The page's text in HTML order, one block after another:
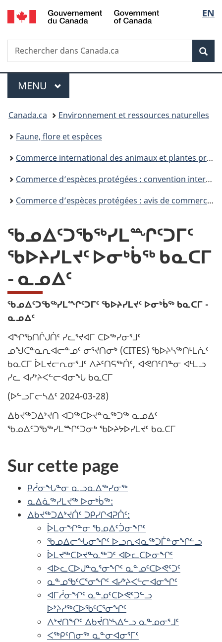
Passer
au
principal
Passer
à
Au
du
Passer
à
version
simplifiée
de
la
EN
Recherche
Rechercher
dans
Menu
MENU PRINCIPAL
Vous
êtes
ici :
Canada.ca
Environnement et ressources naturelles
Faune, flore et espèces
Commerce international des animaux et plantes protégés
Commerce d’espèces protégées : convention internationale pour la protection de la faune et de la flore
Commerce d’espèces protégées : avis de commerce non préjudiciable
ᖃᓄᐃᑦᑐᖃᖅᓯᒪᙱᑦᑐᒥᑦ
ᖃᐅᔨᓯᒪᔪᑦ ᐅᓂᒃᑳᖅ ᑲᓇᑕᒥ
- ᓇᓄᐃᑦ
ᖃᓄᐃᑦᑐᖃᖅᓯᒪᙱᑦᑐᒥᑦ ᖃᐅᔨᓯᒪᔪᑦ ᐅᓂᒃᑳᖅ ᑲᓇᑕᒥ -
ᓇᓄᐃᑦ
ᐊᖏᖃᑎᒌᒍᑏᑦ ᓯᓚᕐᔪᐊᒥ ᑕᐅᖅᓯᓂᕐᒧᑦ
ᓄᖑᑕᓐᓇᕆᐊᓕᓐᓄᑦ ᓂᕐᔪᑎᓂᒃ (CITES) ᖃᐅᔨᓴᖅᑎᒻᒪᕇᑦ
ᑲᓇᑕᒥ ᐆᒪᔪᓕᕆᓂᕐᒧᑦ ᐱᔨᑦᑎᕋᖅᑏᑦ, ᐊᕙᑎᑦᑎᓐᓂ ᐊᒻᒪᓗ
ᓯᓚ ᐊᓯᔾᔨᐸᓪᓕᐊᓂᖓ ᑲᓇᑕᒥ
(ᐅᓪᓗᒥᓕᓴᐃᑦ 2024-03-28)
ᐃᑲᔪᖅᑐᐃᔾᔪᑎ ᐊᑐᖅᑕᐅᔪᓐᓇᖅᑐᖅ ᓇᓄᐃᑦ
ᖃᓄᐃᑦᑐᖃᖅᓯᒪᙱᑦᑐᓂᒃ ᖃᐅᔨᔭᐅᓯᒪᔪᑦ ᑲᓇᑕᒥ
Sur cette page
ᑭᓲᓂᖓᓐᓂ ᓇᓗᓇᐃᖅᓯᓂᖅ
ᓇᐃᓈᖅᓯᒪᔪᖅ ᐅᓂᒃᑳᖅ:
ᐃᑲᔪᖅᑐᐃᔾᔪᑏᑦ ᑐᑭᓯᒋᐊᕈᑏᑦ:
ᐆᒪᓂᖏᓐᓂ ᖃᓄᐃᑦᑑᓂᖏᑦ
ᖃᓄᐃᓕᖓᓂᖏᑦ ᐅᓗᕆᐊᓇᖅᑐᒦᓐᓂᖏᓪᓗ
ᐆᒪᔪᖅᑕᐅᔪᓐᓇᖅᑐᑦ ᐊᐅᓚᑕᐅᓂᖏᑦ
ᐊᐅᓚᑕᐅᒍᓐᓇᕐᓂᖏᑦ ᓇᓐᓄᑦᑕᐅᕙᑦᑐᑦ
ᓇᓐᓄᖃᑦᑕᕐᓂᖏᑦ ᐊᓯᔾᔨᐸᓪᓕᐊᓂᖏᑦ
ᐊᒥᓲᓂᖏᑦ ᓇᓐᓄᑦᑕᐅᕙᑦᑐᓪᓗ
ᐅᔾᔨᓱᖅᑕᐅᖃᑦᑕᕐᓂᖏᑦ
ᐱᔾᔪᑎᖏᑦ ᐃᑲᔫᑎᔅᓴᐃᓪᓗ ᓇᓐᓄᓂᕐᒧᑦ
ᐸᖅᑭᑦᑎᓂᖅ ᓇᓐᓂᐊᓂᕐᒥᑦ